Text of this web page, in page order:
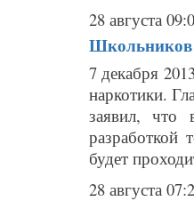
28 августа
Школьников
7 декабря
наркотики.
заявил, что
разработкой
будет
28 августа